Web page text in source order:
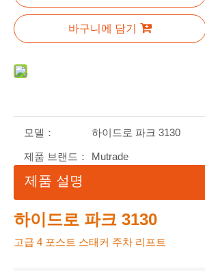
바구니에 담기
모델： 하이드로 파크 3130
제품 브랜드： Mutrade
제품 설명
하이드로 파크 3130
고급 4 포스트 스태커 주차 리프트